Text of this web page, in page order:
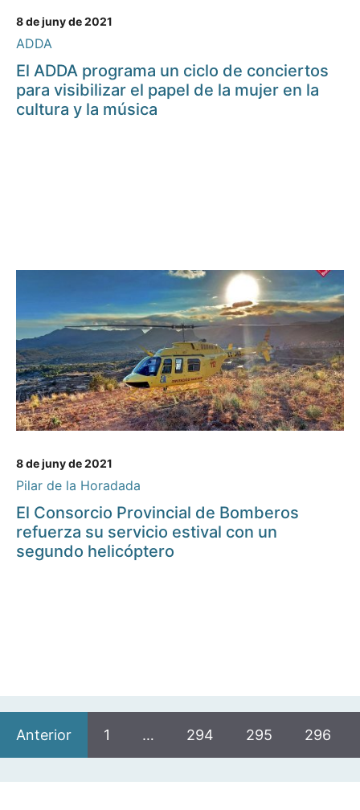
8 de juny de 2021
ADDA
El ADDA programa un ciclo de conciertos
para visibilizar el papel de la mujer en la
cultura y la música
8 de juny de 2021
Pilar de la Horadada
El Consorcio Provincial de Bomberos
refuerza su servicio estival con un
segundo helicóptero
Anterior 1 … 294 295 296